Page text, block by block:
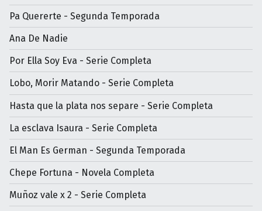
Pa Quererte - Segunda Temporada
Ana De Nadie
Por Ella Soy Eva - Serie Completa
Lobo, Morir Matando - Serie Completa
Hasta que la plata nos separe - Serie Completa
La esclava Isaura - Serie Completa
El Man Es German - Segunda Temporada
Chepe Fortuna - Novela Completa
Muñoz vale x 2 - Serie Completa